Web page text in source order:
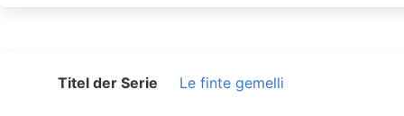
Titel der Serie Le finte gemelli